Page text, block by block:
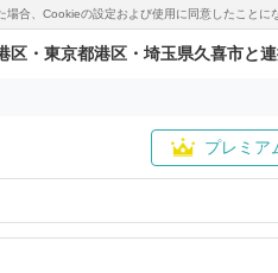
合、Cookieの設定および使用に同意したこと
区・東京都港区・埼玉県久喜市と
プレミア